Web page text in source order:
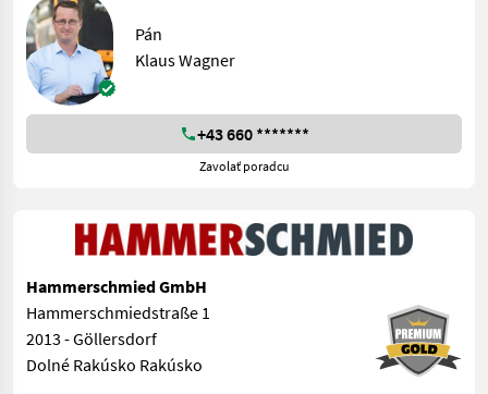
Pán
Klaus Wagner
+43 660 *******
Zavolať poradcu
Hammerschmied GmbH
Hammerschmiedstraße 1
2013 - Göllersdorf
Dolné Rakúsko Rakúsko